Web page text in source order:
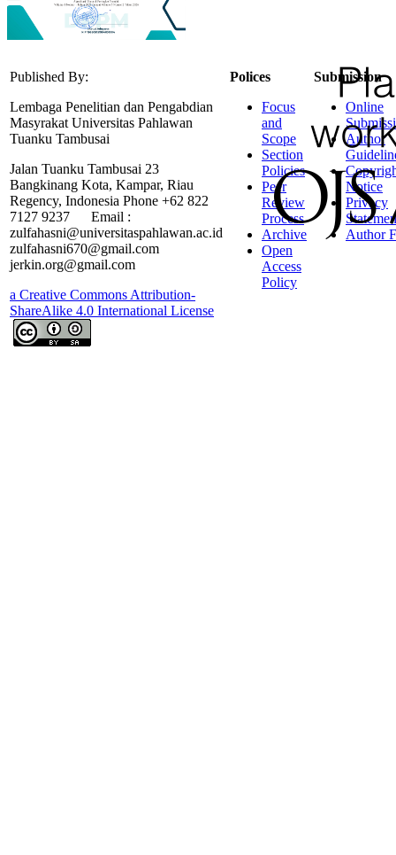
Published By:
Lembaga Penelitian dan Pengabdian
Masyrakat Universitas Pahlawan
Tuanku Tambusai
Jalan Tuanku Tambusai 23
Bangkinang Kota, Kampar, Riau
Regency, Indonesia Phone +62 822
7127 9237 Email :
zulfahasni@universitaspahlawan.ac.id
zulfahasni670@gmail.com
jerkin.org@gmail.com
a Creative Commons Attribution-
ShareAlike 4.0 International License
Polices
Focus
and
Scope
Section
Policies
Peer
Review
Process
Archive
Open
Access
Policy
Submission
Online
Author
Notice
Privacy
Author